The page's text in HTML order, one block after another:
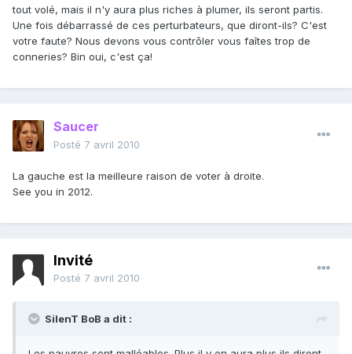
tout volé, mais il n'y aura plus riches à plumer, ils seront partis.
Une fois débarrassé de ces perturbateurs, que diront-ils? C'est
votre faute? Nous devons vous contrôler vous faîtes trop de
conneries? Bin oui, c'est ça!
Saucer
Posté 7 avril 2010
La gauche est la meilleure raison de voter à droite.
See you in 2012.
Invité
Posté 7 avril 2010
SilenT BoB a dit :